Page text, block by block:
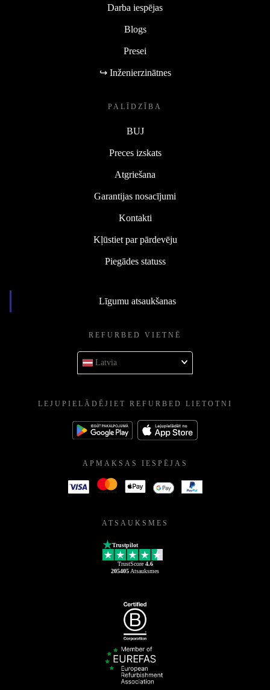
Darba iespējas
Blogs
Presei
↪ Inženierzinātnes
PALĪDZĪBA
BUJ
Preces izskats
Atgriešana
Garantijas nosacījumi
Kontakti
Kļūstiet par pārdevēju
Piegādes statuss
Līgumu atsaukšanas
REFURBED VIETNĒ
Latvia
LEJUPIELĀDĒJIET REFURBED LIETOTNI
APMAKSAS IESPĒJAS
ATSAUKSMES
Trustpilot
TrustScore 4.6
205405 Atsauksmes